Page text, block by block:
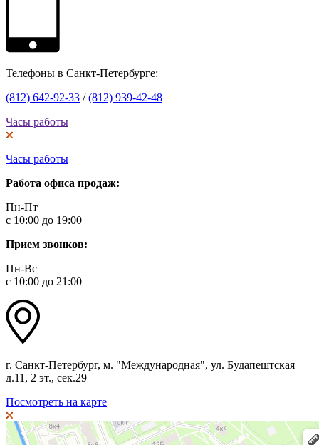
Телефоны в Санкт-Петербурге:
(812) 642-92-33 /(812) 939-42-48
Часы работы
Часы работы
Работа офиса продаж:
Пн-Пт
с 10:00 до 19:00
Прием звонков:
Пн-Вс
с 10:00 до 21:00
г. Санкт-Петербург, м. "Международная", ул. Будапештская
д.11, 2 эт., сек.29
Посмотреть на карте